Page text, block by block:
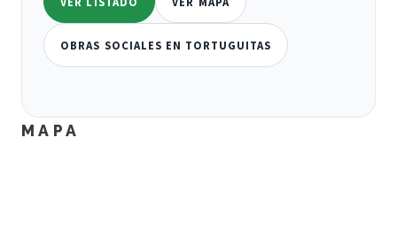
OBRAS SOCIALES EN TORTUGUITAS
MAPA